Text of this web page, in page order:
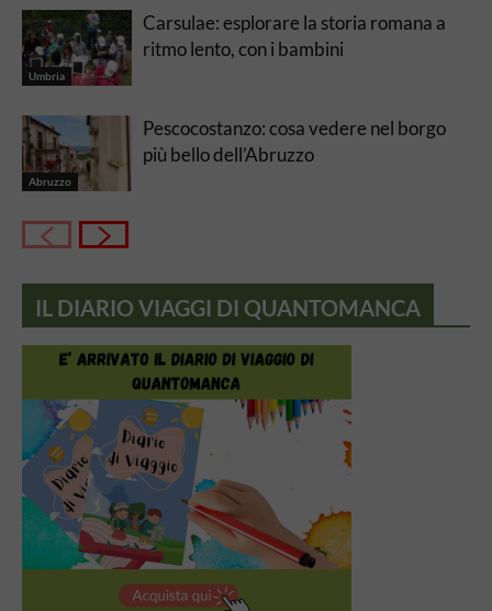
Umbria
Carsulae: esplorare la storia romana a
ritmo lento, con i bambini
Abruzzo
Pescocostanzo: cosa vedere nel borgo
più bello dell’Abruzzo
IL DIARIO VIAGGI DI QUANTOMANCA